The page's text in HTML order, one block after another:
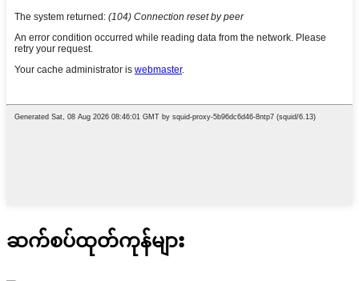
ဆက်စပ်ထုတ်ကုန်များ